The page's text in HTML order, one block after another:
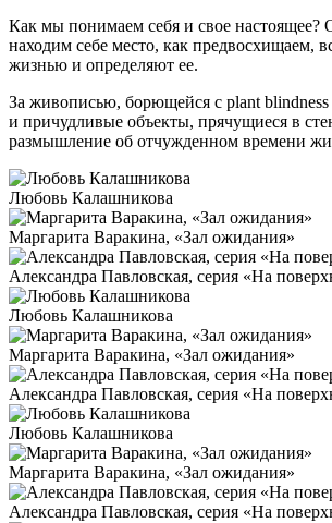
Как мы понимаем себя и свое настоящее?
находим себе место, как
жизнью и определяют ее.
За живописью, борющейся с plant blindness
и причудливые объекты, прячущиеся в
размышление об отчужденном времени
Любовь Калашникова
Маргарита Варакина, «Зал ожидания»
Александра Павловская, серия «На
Любовь Калашникова
Маргарита Варакина, «Зал ожидания»
Александра Павловская, серия «На
Любовь Калашникова
Маргарита Варакина, «Зал ожидания»
Александра Павловская, серия «На